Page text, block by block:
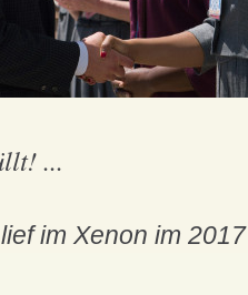
...
im Xenon im 2017